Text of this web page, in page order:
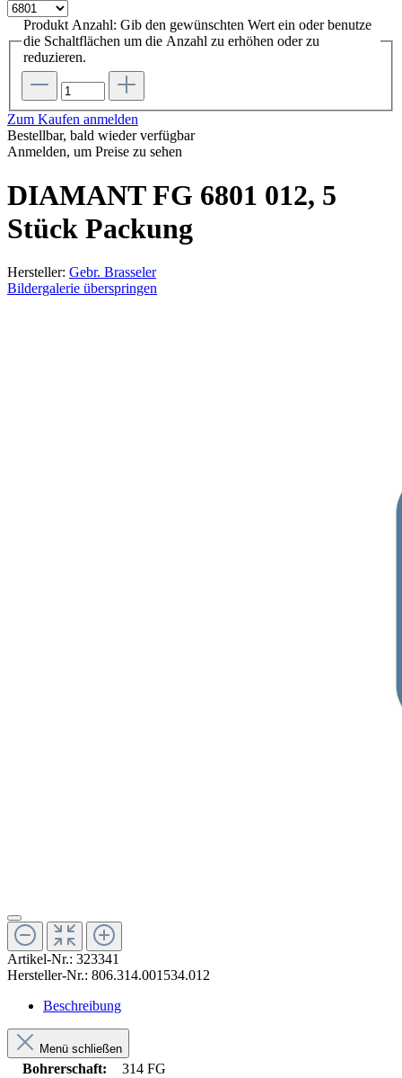
Produkt Anzahl: Gib den gewünschten Wert ein oder benutze
die Schaltflächen um die Anzahl zu erhöhen oder zu
reduzieren.
Zum Kaufen anmelden
Bestellbar, bald wieder verfügbar
Anmelden, um Preise zu sehen
DIAMANT FG 6801 012, 5
Stück Packung
Hersteller: Gebr. Brasseler
Bildergalerie überspringen
Artikel-Nr.: 323341
Hersteller-Nr.: 806.314.001534.012
Beschreibung
Menü schließen
Bohrerschaft:
314 FG